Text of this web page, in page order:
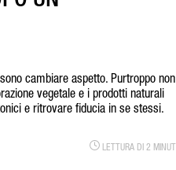
cambiare aspetto. Purtroppo non
vegetale e i prodotti naturali
e ritrovare fiducia in se stessi.
LETTURA DI 2 MINUTI